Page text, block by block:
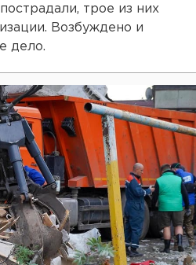
трое из них
Возбуждено и
дело.